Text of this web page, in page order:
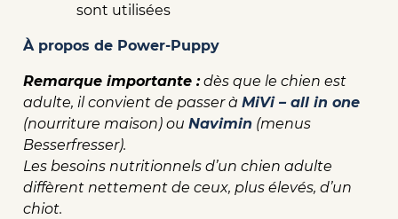
sont utilisées
À propos de Power-Puppy
Remarque importante :dès que le chien est
adulte, il convient de passer àMiVi – all in one
(nourriture maison) ouNavimin (menus
Besserfresser).
Les besoins nutritionnels d’un chien adulte
diffèrent nettement de ceux, plus élevés, d’un
chiot.